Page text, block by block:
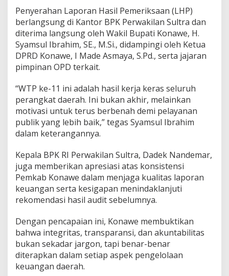
s
i
s
t
e
n
s
T
a
t
a
K
e
o
l
a
K
e
u
g
a
n
T
r
Penyerahan Laporan Hasil Pemeriksaan (LHP)
berlangsung di Kantor BPK Perwakilan Sultra dan
diterima langsung oleh Wakil Bupati Konawe, H.
Syamsul Ibrahim, SE., M.Si., didampingi oleh Ketua
DPRD Konawe, I Made Asmaya, S.Pd., serta jajaran
pimpinan OPD terkait.
“WTP ke-11 ini adalah hasil kerja keras seluruh
perangkat daerah. Ini bukan akhir, melainkan
motivasi untuk terus berbenah demi pelayanan
publik yang lebih baik,” tegas Syamsul Ibrahim
dalam keterangannya.
Kepala BPK RI Perwakilan Sultra, Dadek Nandemar,
juga memberikan apresiasi atas konsistensi
Pemkab Konawe dalam menjaga kualitas laporan
keuangan serta kesigapan menindaklanjuti
rekomendasi hasil audit sebelumnya.
Dengan pencapaian ini, Konawe membuktikan
bahwa integritas, transparansi, dan akuntabilitas
bukan sekadar jargon, tapi benar-benar
diterapkan dalam setiap aspek pengelolaan
keuangan daerah.